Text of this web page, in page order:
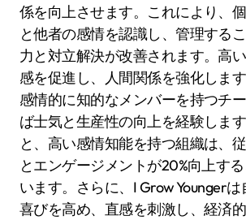
係を向上させます。これにより、
と他者の感情を認識し、管理する
力と対立解決が改善されます。高
感を促進し、人間関係を強化します
感情的に知的なメンバーを持つチ
ば士気と生産性の向上を経験しま
と、高い感情知能を持つ組織は、
とエンゲージメントが20%向上す
います。さらに、I Grow Youngerは
喜びを高め、直感を刺激し、経済